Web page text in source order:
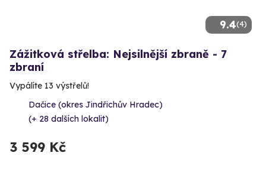
9.4(4)
Zážitková střelba: Nejsilnější zbraně - 7
zbraní
Vypálíte 13 výstřelů!
Dačice (okres Jindřichův Hradec)
(+ 28 dalších lokalit)
3 599 Kč